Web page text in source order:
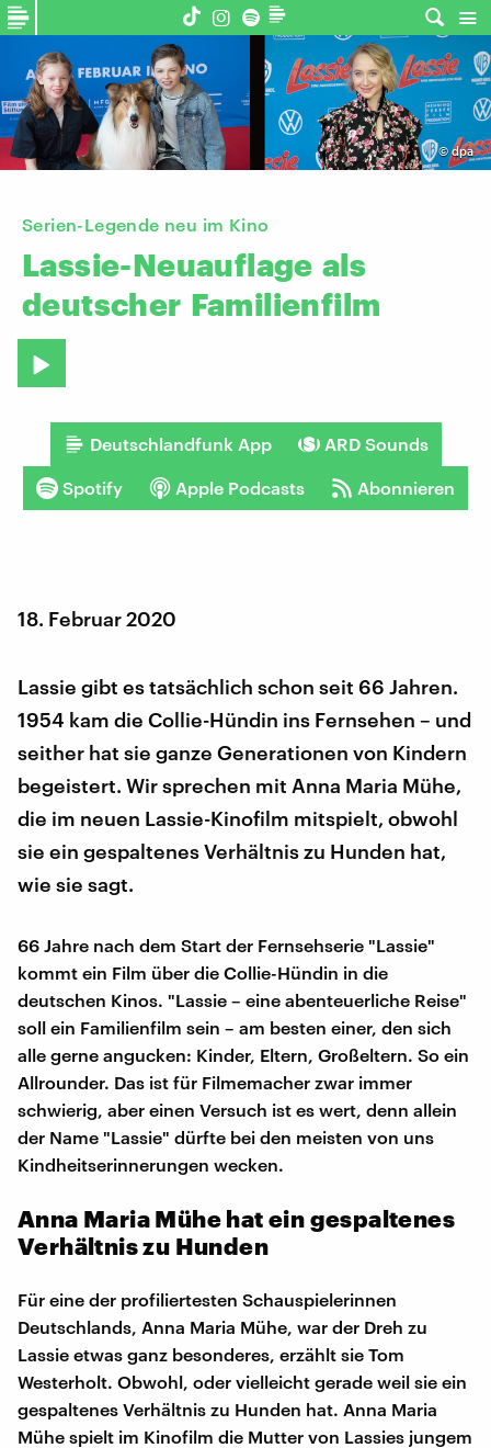
©dpa
Serien-Legende neu im Kino
Lassie-Neuauflage als
deutscher Familienfilm
Deutschlandfunk App ARD Sounds
Spotify Apple Podcasts Abonnieren
18. Februar 2020
Lassie gibt es tatsächlich schon seit 66 Jahren.
1954 kam die Collie-Hündin ins Fernsehen – und
seither hat sie ganze Generationen von Kindern
begeistert. Wir sprechen mit Anna Maria Mühe,
die im neuen Lassie-Kinofilm mitspielt, obwohl
sie ein gespaltenes Verhältnis zu Hunden hat,
wie sie sagt.
66 Jahre nach dem Start der Fernsehserie "Lassie"
kommt ein Film über die Collie-Hündin in die
deutschen Kinos. "Lassie – eine abenteuerliche Reise"
soll ein Familienfilm sein – am besten einer, den sich
alle gerne angucken: Kinder, Eltern, Großeltern. So ein
Allrounder. Das ist für Filmemacher zwar immer
schwierig, aber einen Versuch ist es wert, denn allein
der Name "Lassie" dürfte bei den meisten von uns
Kindheitserinnerungen wecken.
Anna Maria Mühe hat ein gespaltenes
Verhältnis zu Hunden
Für eine der profiliertesten Schauspielerinnen
Deutschlands, Anna Maria Mühe, war der Dreh zu
Lassie etwas ganz besonderes, erzählt sie Tom
Westerholt. Obwohl, oder vielleicht gerade weil sie ein
gespaltenes Verhältnis zu Hunden hat. Anna Maria
Mühe spielt im Kinofilm die Mutter von Lassies jungem